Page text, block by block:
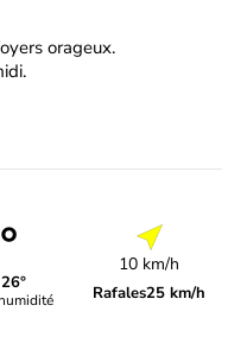
orageux.
10 km/h
Rafales25 km/h